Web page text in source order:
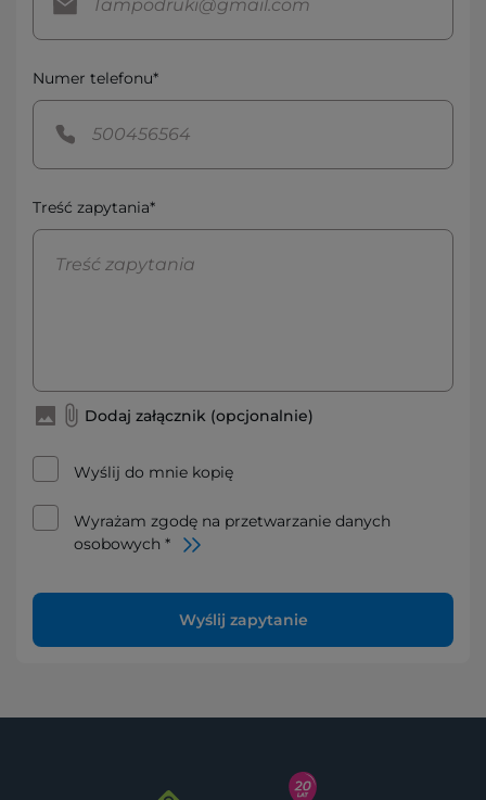
Numer telefonu*
Treść zapytania*
Dodaj załącznik (opcjonalnie)
Wyślij do mnie kopię
Wyrażam zgodę na przetwarzanie danych
osobowych *
Wyślij zapytanie